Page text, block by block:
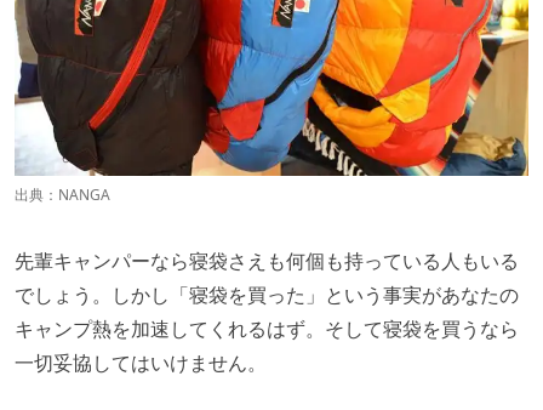
出典： NANGA
先輩キャンパーなら寝袋さえも何個も持っている人もいる
でしょう。しかし「寝袋を買った」という事実があなたの
キャンプ熱を加速してくれるはず。そして寝袋を買うなら
一切妥協してはいけません。